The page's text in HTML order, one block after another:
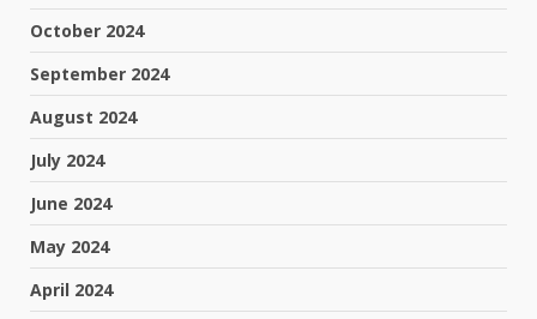
October 2024
September 2024
August 2024
July 2024
June 2024
May 2024
April 2024